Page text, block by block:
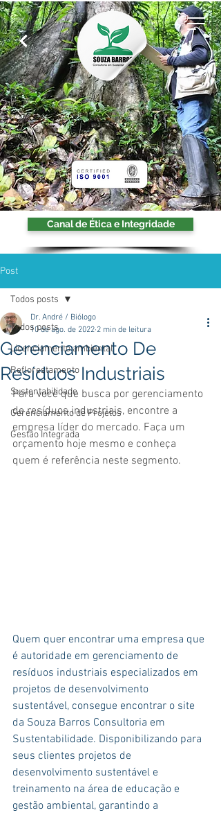
Canal de Ética e Integridade
Post
Todos posts
Licenciamento ambiental
Reflorestamento
Sustentabilidade
Gerenciamento de Projetos
Gestão Integrada
Todos posts
Gerenciamento De
Resíduos Industriais
Dr. André / Biólogo
10 de ago. de 2022 2 min de leitura
Para você que busca por gerenciamento
de resíduos industriais, encontre a
empresa líder do mercado. Faça um
orçamento hoje mesmo e conheça
quem é referência neste segmento.
Quem quer encontrar uma empresa que
é autoridade em gerenciamento de
resíduos industriais especializados em
projetos de desenvolvimento
sustentável, consegue encontrar o site
da Souza Barros Consultoria em
Sustentabilidade. Disponibilizando para
seus clientes projetos de
desenvolvimento sustentável e
treinamento na área de educação e
gestão ambiental, garantindo a